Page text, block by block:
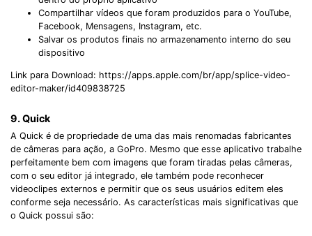
Compartilhar vídeos que foram produzidos para o YouTube,
Facebook, Mensagens, Instagram, etc.
Salvar os produtos finais no armazenamento interno do seu
dispositivo
Link para Download: https://apps.apple.com/br/app/splice-video-
editor-maker/id409838725
9. Quick
A Quick é de propriedade de uma das mais renomadas fabricantes
de câmeras para ação, a GoPro. Mesmo que esse aplicativo trabalhe
perfeitamente bem com imagens que foram tiradas pelas câmeras,
com o seu editor já integrado, ele também pode reconhecer
videoclipes externos e permitir que os seus usuários editem eles
conforme seja necessário. As características mais significativas que
o Quick possui são:
Record. Edit. Share. All with Filmora!
Got It Try It Now